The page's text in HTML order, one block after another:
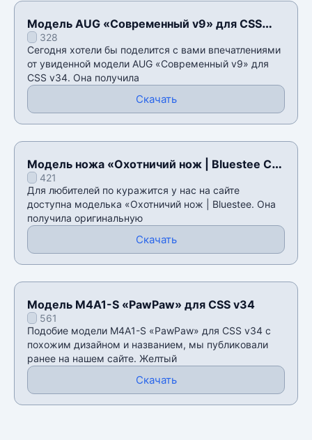
Модель AUG «Современный v9» для CSS
v34328
Сегодня хотели бы поделится с вами впечатлениями
от увиденной модели AUG «Современный v9» для
CSS v34. Она получила
Скачать
Модель ножа «Охотничий нож | Bluestee С
осмотром» для CSS v34
421
Для любителей по куражится у нас на сайте
доступна моделька «Охотничий нож | Bluestee. Она
получила оригинальную
Скачать
Модель M4A1-S «PawPaw» для CSS v34
561
Подобие модели M4A1-S «PawPaw» для CSS v34 с
похожим дизайном и названием, мы публиковали
ранее на нашем сайте. Желтый
Скачать